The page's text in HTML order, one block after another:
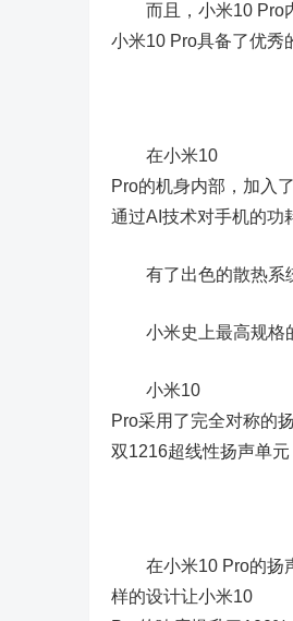
而且，小米10 Pro内
小米10 Pro具备了优秀
在小米10
Pro的机身内部，加入
通过AI技术对手机的功
有了出色的散热系统
小米史上最高规格
小米10
Pro采用了完全对称的
双1216超线性扬声单元
在小米10 Pro的扬声
样的设计让小米10